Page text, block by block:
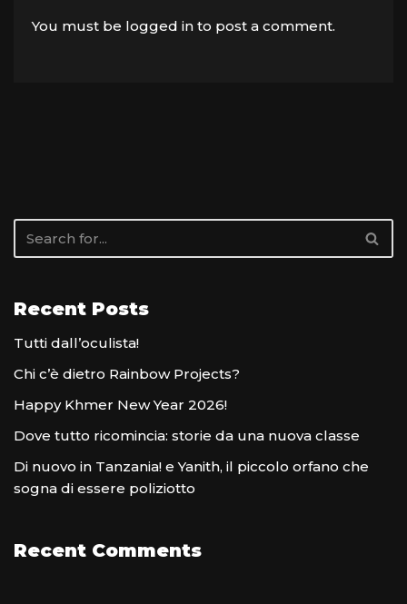
You must be logged in to post a comment.
Recent Posts
Tutti dall’oculista!
Chi c’è dietro Rainbow Projects?
Happy Khmer New Year 2026!
Dove tutto ricomincia: storie da una nuova classe
Di nuovo in Tanzania! e Yanith, il piccolo orfano che
sogna di essere poliziotto
Recent Comments